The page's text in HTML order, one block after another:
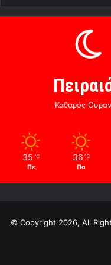
Καθαρός
35 ℃
Πε
36 ℃
Πα
© Copyright 2026, All